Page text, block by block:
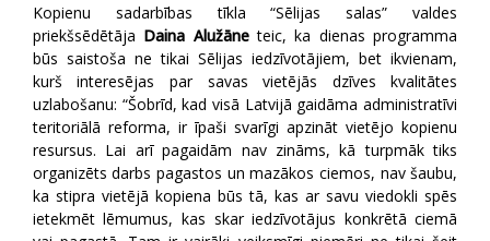
Kopienu sadarbības tīkla “Sēlijas salas” valdes
priekšsēdētāja Daina Alužāneteic, ka dienas programma
būs saistoša ne tikai Sēlijas iedzīvotājiem, bet ikvienam,
kurš interesējas par savas vietējās dzīves kvalitātes
uzlabošanu: “Šobrīd, kad visā Latvijā gaidāma administratīvi
teritoriālā reforma, ir īpaši svarīgi apzināt vietējo kopienu
resursus. Lai arī pagaidām nav zināms, kā turpmāk tiks
organizēts darbs pagastos un mazākos ciemos, nav šaubu,
ka stipra vietējā kopiena būs tā, kas ar savu viedokli spēs
ietekmēt lēmumus, kas skar iedzīvotājus konkrētā ciemā